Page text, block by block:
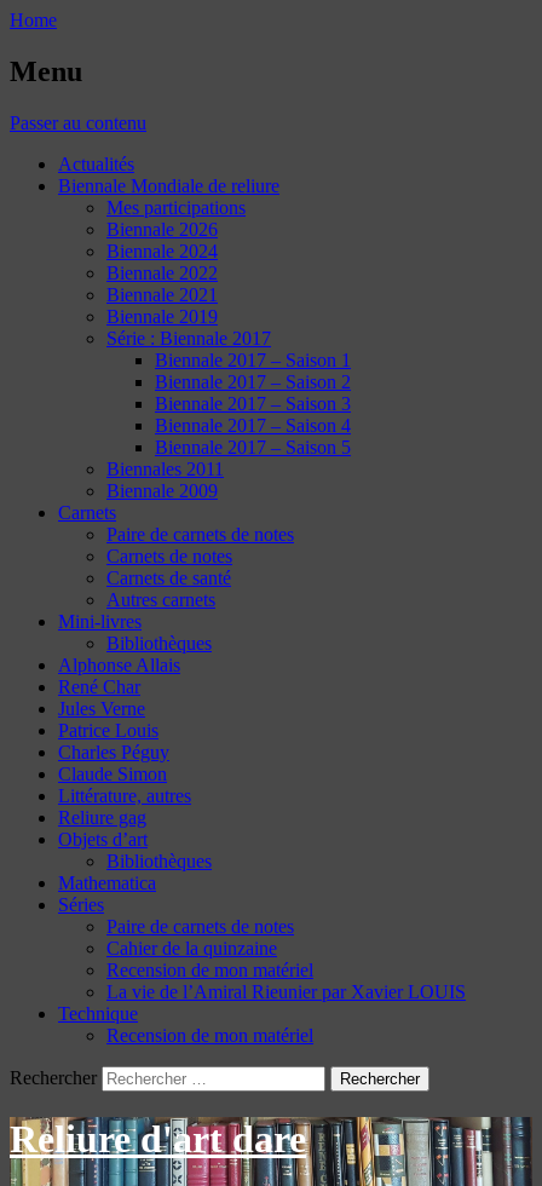
Home
Menu
Passer au contenu
Actualités
Biennale Mondiale de reliure
Mes participations
Biennale 2026
Biennale 2024
Biennale 2022
Biennale 2021
Biennale 2019
Série : Biennale 2017
Biennale 2017 – Saison 1
Biennale 2017 – Saison 2
Biennale 2017 – Saison 3
Biennale 2017 – Saison 4
Biennale 2017 – Saison 5
Biennales 2011
Biennale 2009
Carnets
Paire de carnets de notes
Carnets de notes
Carnets de santé
Autres carnets
Mini-livres
Bibliothèques
Alphonse Allais
René Char
Jules Verne
Patrice Louis
Charles Péguy
Claude Simon
Littérature, autres
Reliure gag
Objets d’art
Bibliothèques
Mathematica
Séries
Paire de carnets de notes
Cahier de la quinzaine
Recension de mon matériel
La vie de l’Amiral Rieunier par Xavier LOUIS
Technique
Recension de mon matériel
Rechercher
Reliure d'art dare